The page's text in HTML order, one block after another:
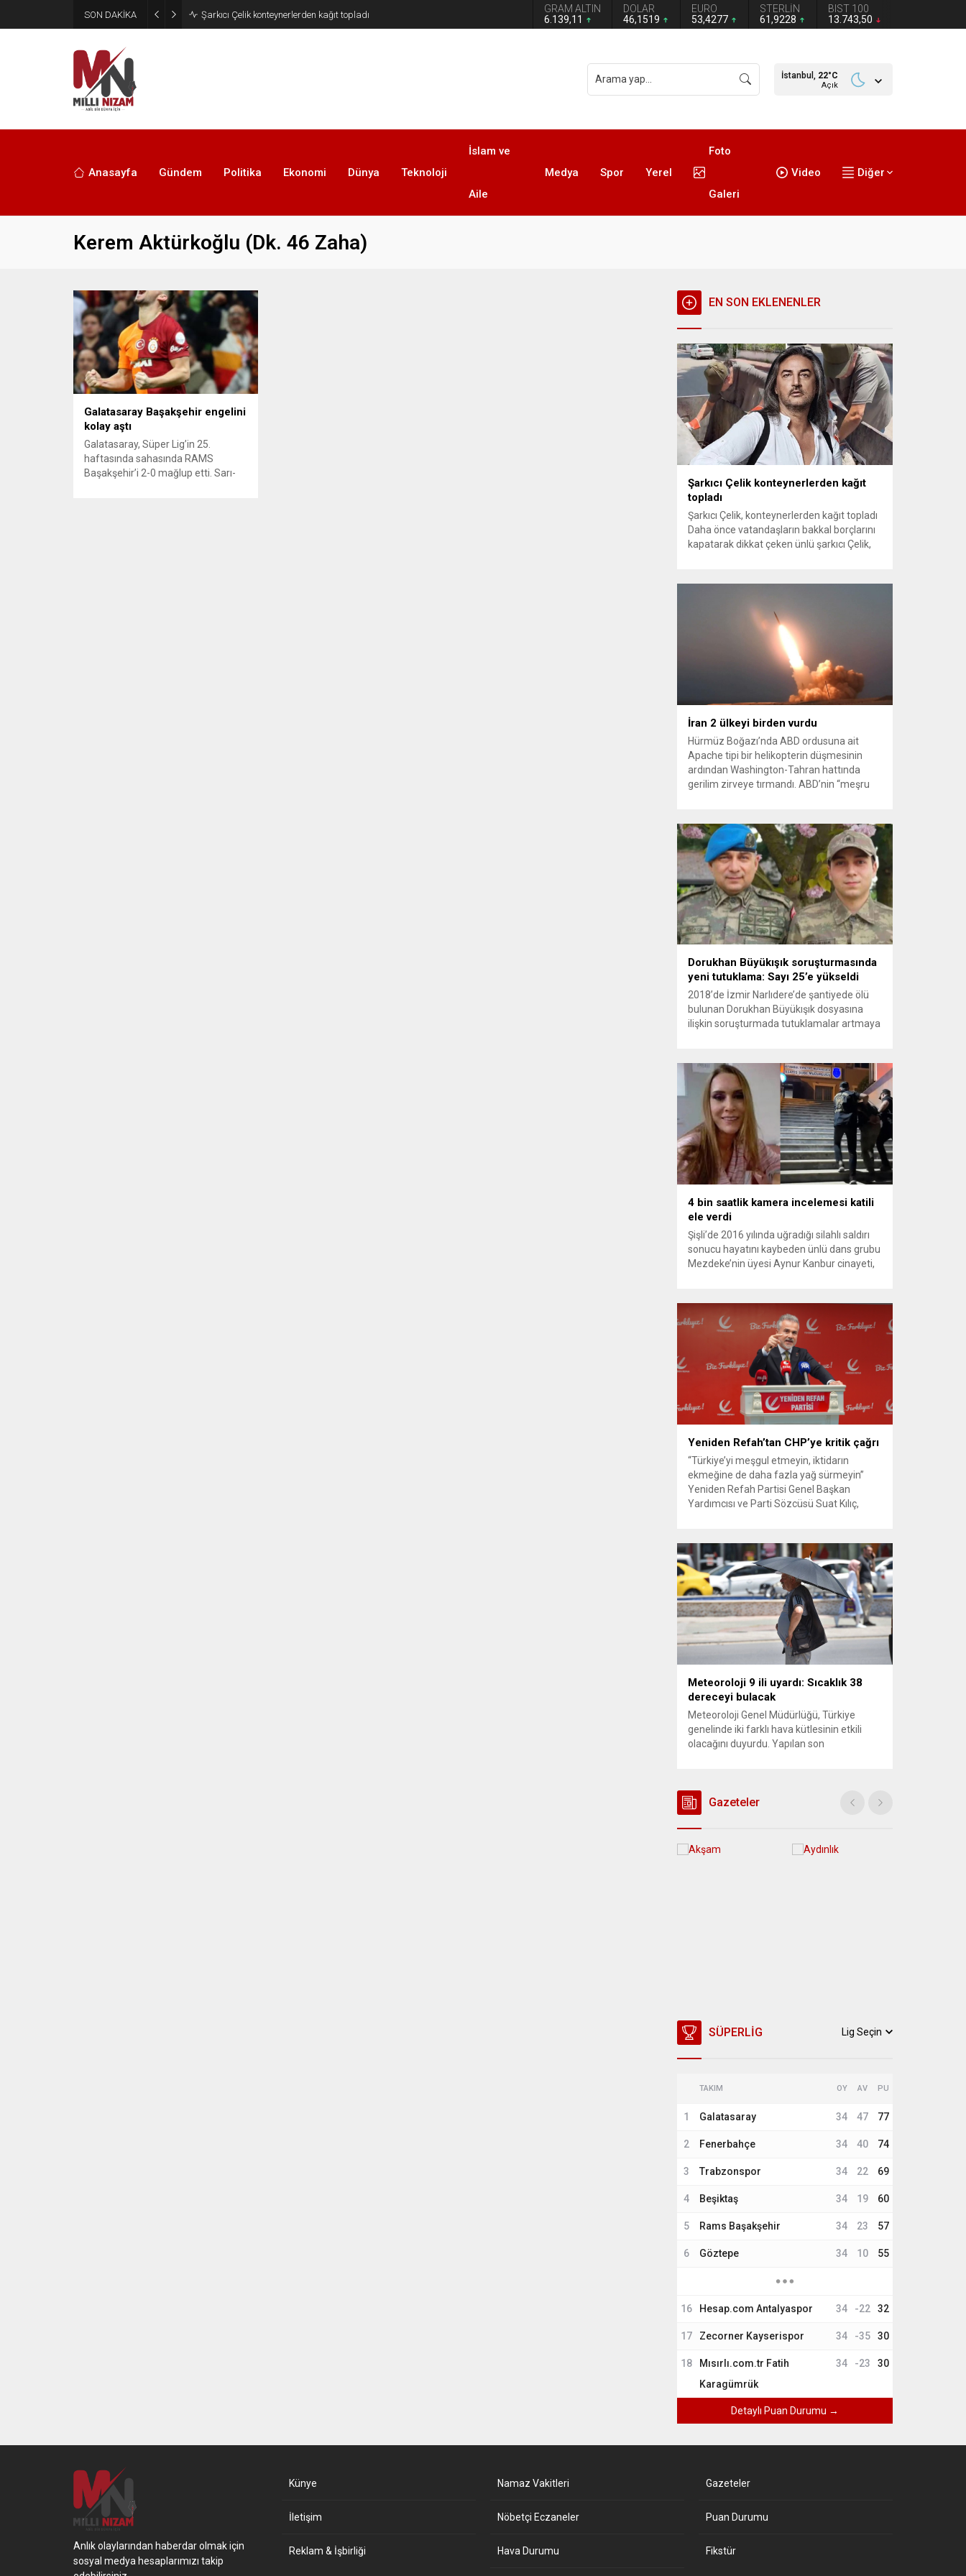
SON DAKİKA İran 2 ülkeyi birden vurdu
GRAM ALTIN
6.139,11
DOLAR
46,1519
EURO
53,4277
STERLİN
61,9228
BIST 100
13.743,50
İstanbul, 22°C
Açık
Anasayfa Gündem Politika Ekonomi Dünya Teknoloji
İslam ve
Aile
Medya Spor Yerel
Foto
Galeri
Video Diğer
Kerem Aktürkoğlu (Dk. 46 Zaha)
Galatasaray Başakşehir engelini
kolay aştı
Galatasaray, Süper Lig’in 25.
haftasında sahasında RAMS
Başakşehir’i 2-0 mağlup etti. Sarı-
EN SON EKLENENLER
Şarkıcı Çelik konteynerlerden kağıt
topladı
Şarkıcı Çelik, konteynerlerden kağıt topladı
Daha önce vatandaşların bakkal borçlarını
kapatarak dikkat çeken ünlü şarkıcı Çelik,
kağıt toplayarak geçimini sağlayan Serpil
konteynerlerden kağıt topladı. Ünlü şarkıcı
Çelik, Samsun’un İlkadım ilçesinde çöpten
İran 2 ülkeyi birden vurdu
Hürmüz Boğazı’nda ABD ordusuna ait
Apache tipi bir helikopterin düşmesinin
ardından Washington-Tahran hattında
gerilim zirveye tırmandı. ABD’nin “meşru
vurmasına, İran Devrim Muhafızları
Bahreyn ve Ürdün’deki Amerikan askeri
üslerini hedef alarak sert karşılık verdi.
Tahran, yeni bir ABD saldırısına anında
yanıt verileceğini duyurdu....
Dorukhan Büyükışık soruşturmasında
yeni tutuklama: Sayı 25’e yükseldi
2018’de İzmir Narlıdere’de şantiyede ölü
bulunan Dorukhan Büyükışık dosyasına
ilişkin soruşturmada tutuklamalar artmaya
tutuklanmasıyla dosyadaki tutuklu sayısı
25’e yükseldi. İzmir’in Narlıdere ilçesinde
2018 yılında şantiyede ölü bulunan
Dorukhan Büyükışık’a ilişkin yeniden açılan
soruşturmada tutuklamalar genişliyor. Son
olarak dönemin...
4 bin saatlik kamera incelemesi katili
ele verdi
Şişli’de 2016 yılında uğradığı silahlı saldırı
sonucu hayatını kaybeden ünlü dans grubu
Mezdeke’nin üyesi Aynur Kanbur cinayeti,
Akbil kaydını inceleyen Cinayet Büro
ekipleri, cinayeti işlediğini itiraf eden
maktulün akrabası Bülent G. ile azmettirici
olduğu öne sürülen 2...
Yeniden Refah’tan CHP’ye kritik çağrı
“Türkiye’yi meşgul etmeyin, iktidarın
ekmeğine de daha fazla yağ sürmeyin”
Yeniden Refah Partisi Genel Başkan
Yardımcısı ve Parti Sözcüsü Suat Kılıç,
muhalefetsiz, ana muhalefet gündemsiz
kalmamalıdır. Bir an önce anlaşın, kurultay
kararı alın, sorunun kaynağı değil, çözümün
adresi olun. Türkiye’yi...
Meteoroloji 9 ili uyardı: Sıcaklık 38
dereceyi bulacak
Meteoroloji Genel Müdürlüğü, Türkiye
genelinde iki farklı hava kütlesinin etkili
olacağını duyurdu. Yapılan son
geçişleri beklenirken; Ege ve Güneydoğu
Anadolu bölgelerindeki 9 ilde ise hava
sıcaklıkları mevsim normallerinin üzerine
çıkarak yaz değerlerine ulaşacak. Ayrıca...
Gazeteler
SÜPERLIG Lig Seçin
TAKIM OY AV PU
1 Galatasaray 34 47 77
2 Fenerbahçe 34 40 74
3 Trabzonspor 34 22 69
4 Beşiktaş 34 19 60
5 Rams Başakşehir 34 23 57
6 Göztepe 34 10 55
16 Hesap.com Antalyaspor 34 -22 32
17 Zecorner Kayserispor 34 -35 30
18
Mısırlı.com.tr Fatih
Karagümrük
34 -23 30
Detaylı Puan Durumu →
Anlık olaylarından haberdar olmak için
sosyal medya hesaplarımızı takip
Künye
İletişim
Reklam & İşbirliği
Namaz Vakitleri
Nöbetçi Eczaneler
Hava Durumu
Gazeteler
Puan Durumu
Fikstür